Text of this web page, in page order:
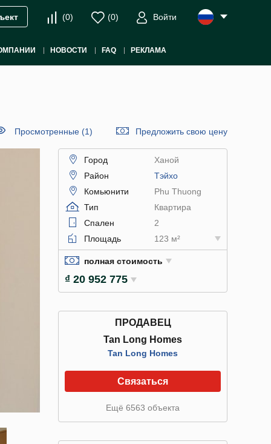
(0) (0) Войти
НОВОСТИ FAQ РЕКЛАМА
Просмотренные (1) Предложить свою цену
Город
Ханой
Район
Тэйхо
Комьюнити
Phu Thuong
Тип
Квартира
Спален
2
Площадь
123 м²
полная стоимость
₫ 20 952 775
ПРОДАВЕЦ
Tan Long Homes
Tan Long Homes
Связаться
Ещё 6563 объекта